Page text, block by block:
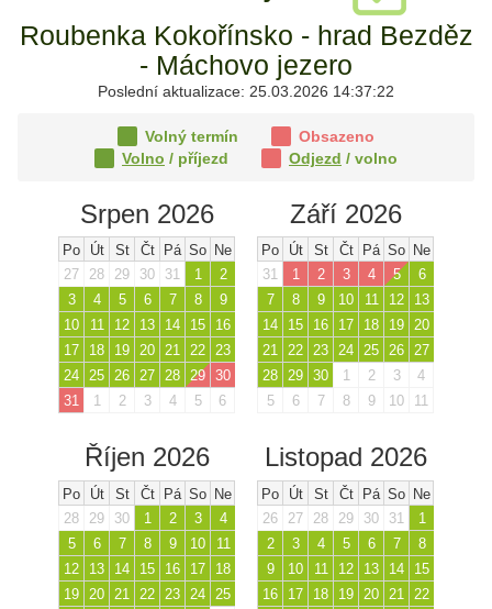
Roubenka Kokořínsko - hrad Bezděz
- Máchovo jezero
Poslední aktualizace: 25.03.2026 14:37:22
Volný termín
Obsazeno
Volno / příjezd Odjezd / volno
Srpen 2026
Po Út St Čt Pá So Ne
27
28 29 30 31 1
2
3
4 5 6 7 8
9
10
11 12 13 14 15
16
17
18 19 20 21 22 23
24 25 26 27 28 29 30
31
1 2 3 4 5 6
Září 2026
Po Út St Čt Pá So Ne
31
1 2 3 4 5
6
7
8 9 10 11 12
13
14
15 16 17 18 19 20
21 22 23 24 25 26 27
28 29 30 1 2 3
4
5
6 7 8 9 10 11
Říjen 2026
Po Út St Čt Pá So Ne
28
29 30 1 2 3
4
5
6 7 8 9 10
11
12
13 14 15 16 17
18
19
20 21 22 23 24
25
Listopad 2026
Po Út St Čt Pá So Ne
26
27 28 29 30 31
1
2
3 4 5 6 7
8
9
10 11 12 13 14
15
16
17 18 19 20 21
22